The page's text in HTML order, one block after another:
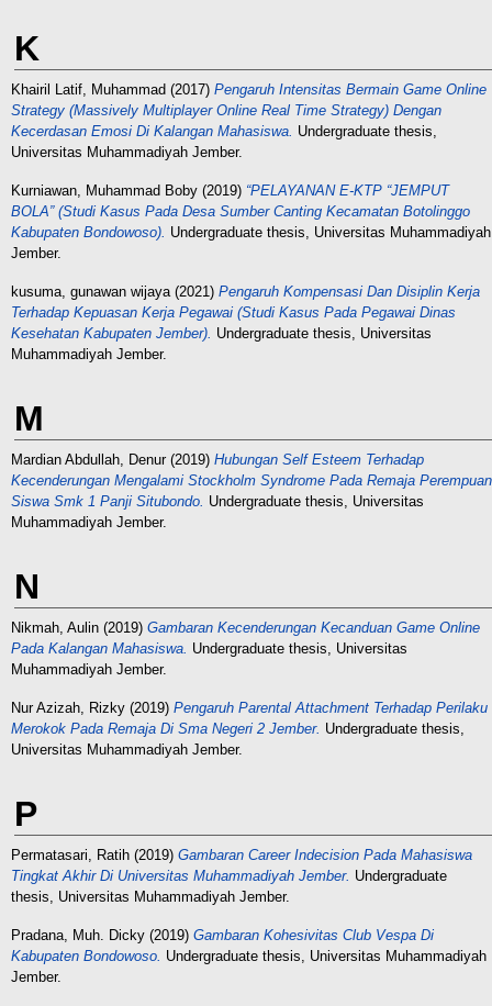
K
Khairil Latif, Muhammad (2017) Pengaruh Intensitas Bermain Game Online
Strategy (Massively Multiplayer Online Real Time Strategy) Dengan
Kecerdasan Emosi Di Kalangan Mahasiswa. Undergraduate thesis,
Universitas Muhammadiyah Jember.
Kurniawan, Muhammad Boby (2019) “PELAYANAN E-KTP “JEMPUT
BOLA” (Studi Kasus Pada Desa Sumber Canting Kecamatan Botolinggo
Kabupaten Bondowoso). Undergraduate thesis, Universitas Muhammadiyah
Jember.
kusuma, gunawan wijaya(2021) Pengaruh Kompensasi Dan Disiplin Kerja
Terhadap Kepuasan Kerja Pegawai (Studi Kasus Pada Pegawai Dinas
Kesehatan Kabupaten Jember). Undergraduate thesis, Universitas
Muhammadiyah Jember.
M
Mardian Abdullah, Denur(2019) Hubungan Self Esteem Terhadap
Kecenderungan Mengalami Stockholm Syndrome Pada Remaja Perempuan
Siswa Smk 1 Panji Situbondo. Undergraduate thesis, Universitas
Muhammadiyah Jember.
N
Nikmah, Aulin (2019) Gambaran Kecenderungan Kecanduan Game Online
Pada Kalangan Mahasiswa. Undergraduate thesis, Universitas
Muhammadiyah Jember.
Nur Azizah, Rizky (2019) Pengaruh Parental Attachment Terhadap Perilaku
Merokok Pada Remaja Di Sma Negeri 2 Jember. Undergraduate thesis,
Universitas Muhammadiyah Jember.
P
Permatasari, Ratih (2019) Gambaran Career Indecision Pada Mahasiswa
Tingkat Akhir Di Universitas Muhammadiyah Jember. Undergraduate
thesis, Universitas Muhammadiyah Jember.
Pradana, Muh. Dicky (2019) Gambaran Kohesivitas Club Vespa Di
Kabupaten Bondowoso. Undergraduate thesis, Universitas Muhammadiyah
Jember.